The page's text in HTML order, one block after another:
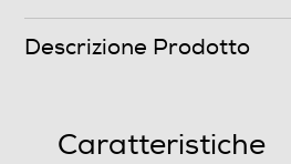
Informazioni sulla sicurezza del
Descrizione Prodotto
Caratteristiche